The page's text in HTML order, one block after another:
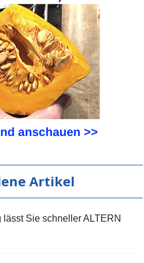
Artikel
lässt Sie schneller ALTERN